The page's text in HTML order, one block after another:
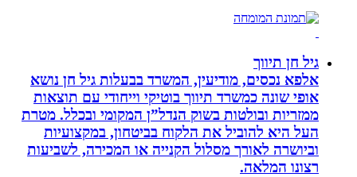
גיל חן תיווך
אלפא נכסים, מודיעין, המשרד בבעלות גיל חן נושא
אופי שונה כמשרד תיווך בוטיקי וייחודי עם תוצאות
ממזריות ובולטות בשוק הנדל”ן המקומי ובכלל. מטרת
העל היא להוביל את הלקוח בביטחון, במקצועיות
וביושרה לאורך מסלול הקנייה או המכירה, לשביעות
רצונו המלאה.